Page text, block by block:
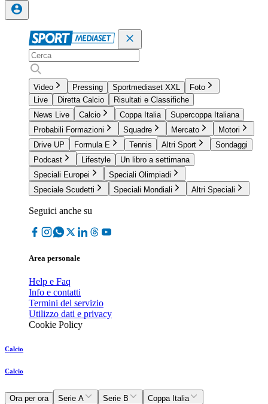
Video Pressing Sportmediaset XXL
Foto
Live
Diretta Calcio
Risultati e Classifiche
News Live
Calcio Coppa Italia
Supercoppa Italiana
Probabili Formazioni
Squadre Mercato
Motori
Drive UP
Formula E Tennis Altri Sport
Sondaggi
Podcast
Lifestyle
Un libro a settimana
Speciali Europei
Speciali Olimpiadi
Speciale Scudetti
Speciali Mondiali Altri Speciali
Seguici anche su
Area personale
Help e Faq
Info e contatti
Termini del servizio
Utilizzo dati e privacy
Cookie Policy
Calcio
Calcio
Ora per ora Serie A Serie B
Coppa Italia